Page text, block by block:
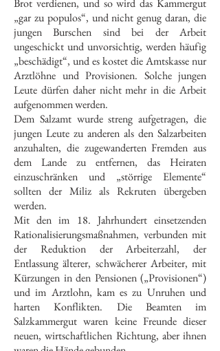
Brot verdienen, und so wird das Kammergut
„gar zu populos“, und nicht genug daran, die
jungen Burschen sind bei der Arbeit
ungeschickt und unvorsichtig, werden häufig
„beschädigt“, und es kostet die Amtskasse nur
Arztlöhne und Provisionen. Solche jungen
Leute dürfen daher nicht mehr in die Arbeit
aufgenommen werden.
Dem Salzamt wurde streng aufgetragen, die
jungen Leute zu anderen als den Salzarbeiten
anzuhalten, die zugewanderten Fremden aus
dem Lande zu entfernen, das Heiraten
einzuschränken und „störrige Elemente“
sollten der Miliz als Rekruten übergeben
werden.
Mit den im 18. Jahrhundert einsetzenden
Rationalisierungsmaßnahmen, verbunden mit
der Reduktion der Arbeiterzahl, der
Entlassung älterer, schwächerer Arbeiter, mit
Kürzungen in den Pensionen („Provisionen“)
und im Arztlohn, kam es zu Unruhen und
harten Konflikten. Die Beamten im
Salzkammergut waren keine Freunde dieser
neuen, wirtschaftlichen Richtung, aber ihnen